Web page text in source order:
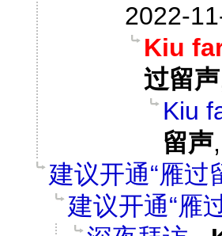
2022-
Kiu
过留声
Kiu
留声,
建议开通“雁过
建议开通“雁